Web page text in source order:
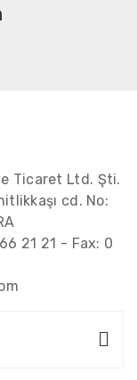
Ticaret Ltd. Şti.
cd. No:
21 21 - Fax: 0